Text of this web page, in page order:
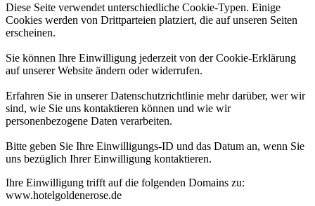
Diese Seite verwendet unterschiedliche Cookie-Typen. Einige
Cookies werden von Drittparteien platziert, die auf unseren Seiten
erscheinen.
Sie können Ihre Einwilligung jederzeit von der Cookie-Erklärung
auf unserer Website ändern oder widerrufen.
Erfahren Sie in unserer Datenschutzrichtlinie mehr darüber, wer wir
sind, wie Sie uns kontaktieren können und wie wir
personenbezogene Daten verarbeiten.
Bitte geben Sie Ihre Einwilligungs-ID und das Datum an, wenn Sie
uns bezüglich Ihrer Einwilligung kontaktieren.
Ihre Einwilligung trifft auf die folgenden Domains zu:
www.hotelgoldenerose.de